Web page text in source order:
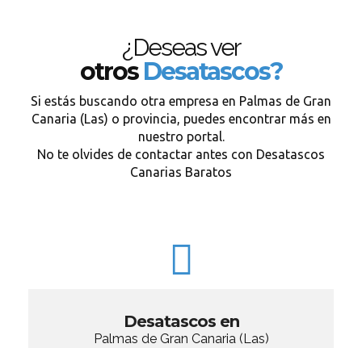
¿Deseas ver
otrosDesatascos?
Si estás buscando otra empresa en Palmas de Gran
Canaria (Las) o provincia, puedes encontrar más en
nuestro portal.
No te olvides de contactar antes con Desatascos
Canarias Baratos
Desatascos en
Palmas de Gran Canaria (Las)